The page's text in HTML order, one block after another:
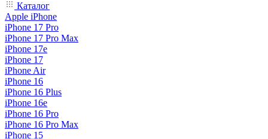
Каталог
Apple iPhone
iPhone 17 Pro
iPhone 17 Pro Max
iPhone 17e
iPhone 17
iPhone Air
iPhone 16
iPhone 16 Plus
iPhone 16e
iPhone 16 Pro
iPhone 16 Pro Max
iPhone 15